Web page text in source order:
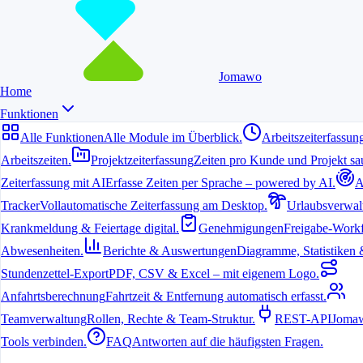
Jomawo
Home
Funktionen
Alle FunktionenAlle Module im Überblick.
Arbeitszeiten.
ProjektzeiterfassungZeiten pro Kunde und Projekt
Zeiterfassung mit AIErfasse Zeiten per Sprache – powered by AI.
TrackerVollautomatische Zeiterfassung am Desktop.
Krankmeldung & Feiertage digital.
GenehmigungenFreigabe-
Abwesenheiten.
Berichte & AuswertungenDiagramme, Statistiken
Stundenzettel-ExportPDF, CSV & Excel – mit eigenem Logo.
AnfahrtsberechnungFahrtzeit & Entfernung automatisch erfasst.
TeamverwaltungRollen, Rechte & Team-Struktur. REST-API
Tools verbinden.
FAQAntworten auf die häufigsten Fragen.
6. Juli 2026
Warum ein Time Tracker für Freelancer
unverzichtbar ist
Freelancer jonglieren häufig mehrere Projekte gleichzeitig. Ein
zuverlässiger Time Tracker hilft, jede Minute nachvollziehbar zu
dokumentieren und schafft Transparenz gegenüber Kunden.
Die wichtigsten Vorteile eines kostenlosen